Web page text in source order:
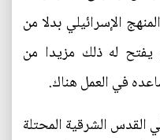
دراسة المنهج الإسرائيلي بدلا من
له ذلك مزيدا من
في العمل هناك.
الشرقية المحتلة